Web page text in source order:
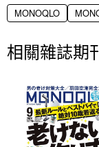
MONOQLO
相關雜誌期